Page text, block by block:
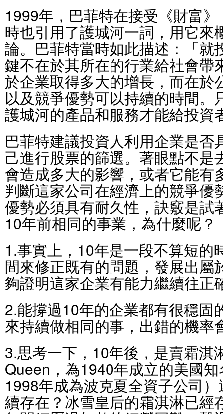
1999年，巴菲特在接受《財富
時也引用了護城河一詞，用它來
論。巴菲特當時如此描述：「就
鍵不在於其所在的行業給社會帶
於企業取得多大的增長，而在於
以及競爭優勢可以持續的時間。
護城河的產品和服務才能給投資
巴菲特建議投資人利用企業是否
己進行股票的篩選。著眼點不是
會造成多大的影響，或者它能有
判斷這家公司在經濟上的競爭優
優勢必須具有耐久性，訣竅是試
10年前相同的事業，為什麼呢？
1.事實上，10年是一段不算短的
間來修正既有的問題，發展出屬
夠證明這家企業有能力繼續往正
2.能撐過10年的企業都有很穩固
來持續做相同的事，出錯的機率
3.思考一下，10年後，是賣霜淇
Queen，為1940年成立的美國
1998年成為波克夏全資子公司
續存在？冰雪皇后的霜淇淋已經